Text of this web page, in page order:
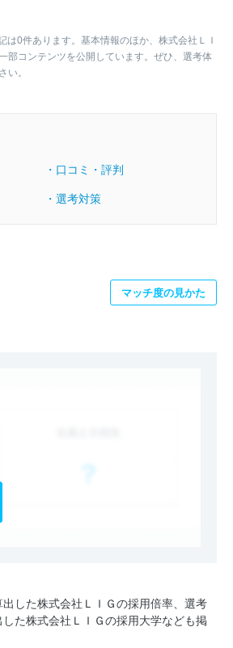
0件あります。基本情報のほか、株式会社ＬＩ
部コンテンツを公開しています。ぜひ、選考体
い。
・口コミ・評判
・選考対策
マッチ度の見かた
した株式会社ＬＩＧの採用倍率、選考
た株式会社ＬＩＧの採用大学なども掲